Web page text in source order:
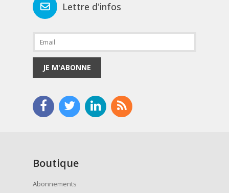
Lettre d'infos
JE M'ABONNE
Boutique
Abonnements